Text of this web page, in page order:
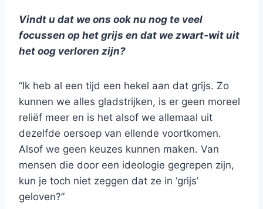
Vindt u dat we ons ook nu nog te veel
focussen op het grijs en dat we zwart-wit uit
het oog verloren zijn?
“Ik heb al een tijd een hekel aan dat grijs. Zo
kunnen we alles gladstrijken, is er geen moreel
reliëf meer en is het alsof we allemaal uit
dezelfde oersoep van ellende voortkomen.
Alsof we geen keuzes kunnen maken. Van
mensen die door een ideologie gegrepen zijn,
kun je toch niet zeggen dat ze in ‘grijs’
geloven?”